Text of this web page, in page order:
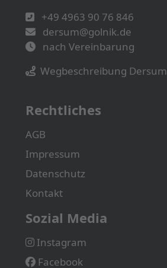
+49 4963 90 76 846
dersum@golnik.de
nach Vereinbarung
Wegbeschreibung Dersum
Rechtliches
AGB
Impressum
Datenschutz
Kontakt
Sozial Media
Instagram
Facebook